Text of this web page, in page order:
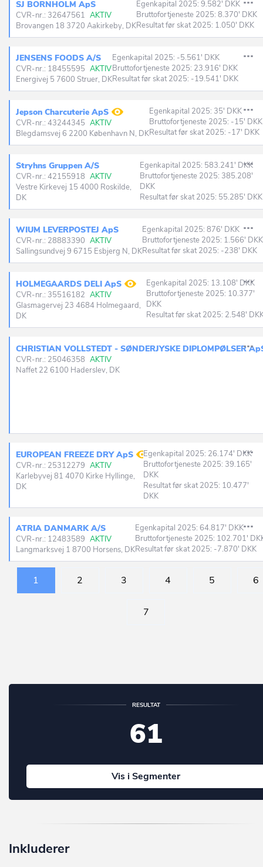
SJ BORNHOLM ApS
CVR-nr.: 32647561 AKTIV
Brovangen 18 3720 Aakirkeby, DK
Egenkapital 2025: 9.582' DKK
Bruttofortjeneste 2025: 8.370' DKK
Resultat før skat 2025: 1.050' DKK
JENSENS FOODS A/S
CVR-nr.: 18455595 AKTIV
Energivej 5 7600 Struer, DK
Egenkapital 2025: -5.561' DKK
Bruttofortjeneste 2025: 23.916' DKK
Resultat før skat 2025: -19.541' DKK
Jepson Charcuterie ApS
CVR-nr.: 43244345 AKTIV
Blegdamsvej 6 2200 København N, DK
Egenkapital 2025: 35' DKK
Bruttofortjeneste 2025: -15' DKK
Resultat før skat 2025: -17' DKK
Stryhns Gruppen A/S
CVR-nr.: 42155918 AKTIV
Vestre Kirkevej 15 4000 Roskilde,
DK
Egenkapital 2025: 583.241' DKK
Bruttofortjeneste 2025: 385.208'
DKK
Resultat før skat 2025: 55.285' DKK
WIUM LEVERPOSTEJ ApS
CVR-nr.: 28883390 AKTIV
Sallingsundvej 9 6715 Esbjerg N, DK
Egenkapital 2025: 876' DKK
Bruttofortjeneste 2025: 1.566' DKK
Resultat før skat 2025: -238' DKK
HOLMEGAARDS DELI ApS
CVR-nr.: 35516182 AKTIV
Glasmagervej 23 4684 Holmegaard,
DK
Egenkapital 2025: 13.108' DKK
Bruttofortjeneste 2025: 10.377'
DKK
Resultat før skat 2025: 2.548'
CHRISTIAN VOLLSTEDT - SØNDERJYSKE DIPLOMPØLSER
CVR-nr.: 25046358 AKTIV
Naffet 22 6100 Haderslev, DK
EUROPEAN FREEZE DRY ApS
CVR-nr.: 25312279 AKTIV
Karlebyvej 81 4070 Kirke Hyllinge,
DK
Egenkapital 2025: 26.174' DKK
Bruttofortjeneste 2025: 39.165'
DKK
Resultat før skat 2025: 10.477'
DKK
ATRIA DANMARK A/S
CVR-nr.: 12483589 AKTIV
Langmarksvej 1 8700 Horsens, DK
Egenkapital 2025: 64.817' DKK
Bruttofortjeneste 2025: 102.701'
Resultat før skat 2025: -7.870' DKK
1 2 3 4 5 6
7
RESULTAT
61
Vis i Segmenter
Inkluderer